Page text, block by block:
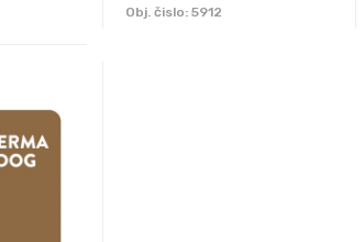
Obj. čislo: 5912